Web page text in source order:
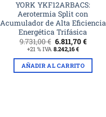
YORK YKF12ARBACS:
Aerotermia Split con
Acumulador de Alta Eficiencia
Energética Trifásica
9.731,00€ El
precio
original
era:
9.731,00 €.
6.811,70€El
es:
+21 % IVA 8.242,16€
AÑADIR AL CARRITO